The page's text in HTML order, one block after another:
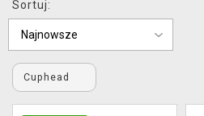
XZONE KLUB
Sortuj:
Cuphead